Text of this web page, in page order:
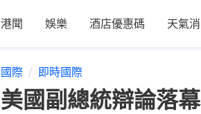
港聞 娛樂 酒店優惠碼 天氣
國際 即時國際
美國副總統辯論落